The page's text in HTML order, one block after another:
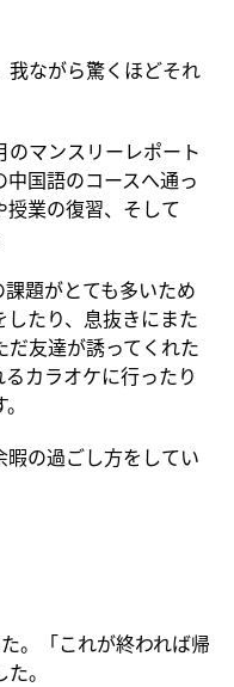
我ながら驚くほどそれ
マンスリーレポート
国語のコースへ通っ
業の復習、そして
題がとても多いため
たり、息抜きにまた
友達が誘ってくれた
カラオケに行ったり
の過ごし方をしてい
。「これが終われば帰
。